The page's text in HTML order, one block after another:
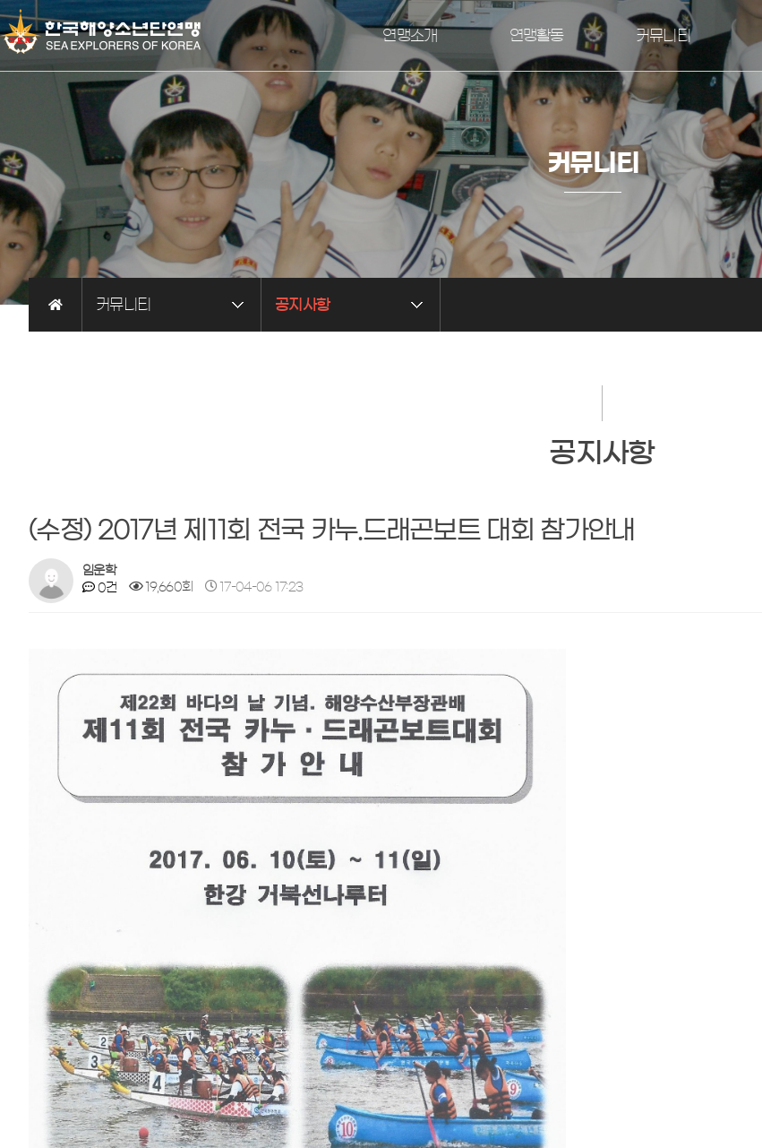
연맹소개
총재인사말
CI
세계해양소년단연맹
조직도
오시는길
연맹활동
해양소년단 단원
주요사업
주요행사일정
동영상
활동사진
홍보자료
커뮤니티
공지사항
언론보도
자료실
FAQ
커뮤니티 공지사항
커뮤니티
공지사항
(수정) 2017년 제11회 전국 카누.드래곤보트 대회 참가안내
임운학
0건
19,660회 17-04-06 17:23